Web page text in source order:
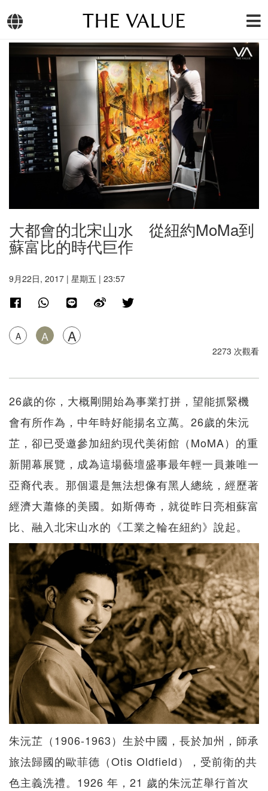
THE VALUE
大都會的北宋山水 從紐約MoMa到
蘇富比的時代巨作
9月22日, 2017 | 星期五 | 23:57
A A A
2273 次觀看
26歲的你，大概剛開始為事業打拼，望能抓緊機
會有所作為，中年時好能揚名立萬。26歲的朱沅
芷，卻已受邀參加紐約現代美術館（MoMA）的重
新開幕展覽，成為這場藝壇盛事最年輕一員兼唯一
亞裔代表。那個還是無法想像有黑人總統，經歷著
經濟大蕭條的美國。如斯傳奇，就從昨日亮相蘇富
比、融入北宋山水的《工業之輪在紐約》說起。
朱沅芷（1906-1963）生於中國，長於加州，師承
旅法歸國的歐菲德（Otis Oldfield），受前衛的共
色主義洗禮。1926 年，21 歲的朱沅芷舉行首次